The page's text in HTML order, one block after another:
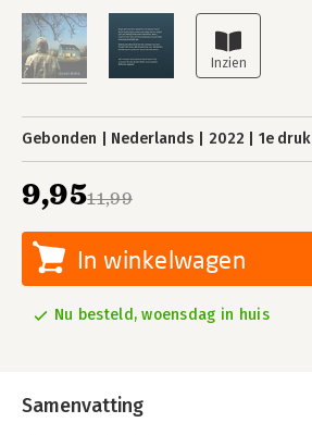
Gebonden Nederlands 2022 1e druk
11,99
9,95
In winkelwagen
Nu besteld, woensdag in huis
Samenvatting